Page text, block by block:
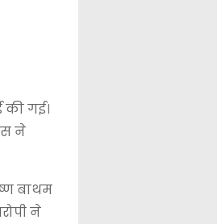
की गई।
ने
बाथम
ने